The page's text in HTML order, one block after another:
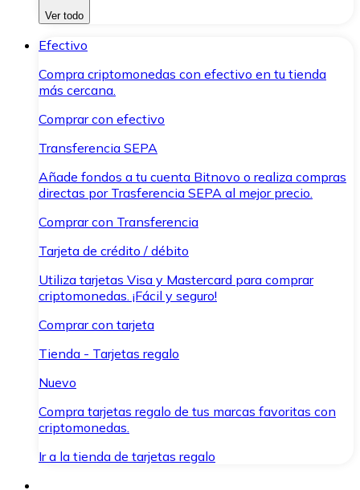
Ver todo
Efectivo
Compra criptomonedas con efectivo en tu tienda
más cercana.
Comprar con efectivo
Transferencia SEPA
Añade fondos a tu cuenta Bitnovo o realiza compras
directas por Trasferencia SEPA al mejor precio.
Comprar con Transferencia
Tarjeta de crédito / débito
Utiliza tarjetas Visa y Mastercard para comprar
criptomonedas. ¡Fácil y seguro!
Comprar con tarjeta
Tienda - Tarjetas regalo
Nuevo
Compra tarjetas regalo de tus marcas favoritas con
criptomonedas.
Ir a la tienda de tarjetas regalo